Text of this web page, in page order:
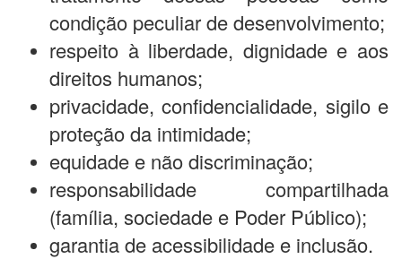
condição peculiar de desenvolvimento;
respeito à liberdade, dignidade e aos
direitos humanos;
privacidade, confidencialidade, sigilo e
proteção da intimidade;
equidade e não discriminação;
responsabilidade compartilhada
(família, sociedade e Poder Público);
garantia de acessibilidade e inclusão.